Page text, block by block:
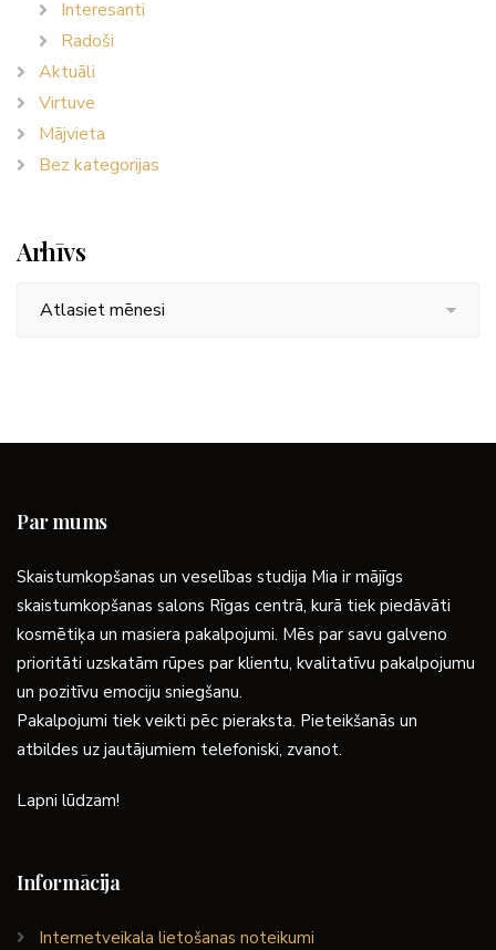
Interesanti
Radoši
Aktuāli
Virtuve
Mājvieta
Bez kategorijas
Arhīvs
Par mums
Skaistumkopšanas un veselības studija Mia ir mājīgs
skaistumkopšanas salons Rīgas centrā, kurā tiek piedāvāti
kosmētiķa un masiera pakalpojumi. Mēs par savu galveno
prioritāti uzskatām rūpes par klientu, kvalitatīvu pakalpojumu
un pozitīvu emociju sniegšanu.
Pakalpojumi tiek veikti pēc pieraksta. Pieteikšanās un
atbildes uz jautājumiem telefoniski, zvanot.
Lapni lūdzam!
Informācija
Internetveikala lietošanas noteikumi